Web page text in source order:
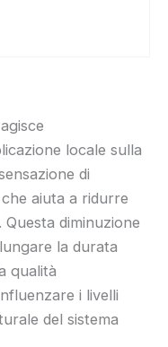
locale sulla
di
aiuta a ridurre
diminuzione
la durata
qualità
i livelli
del sistema